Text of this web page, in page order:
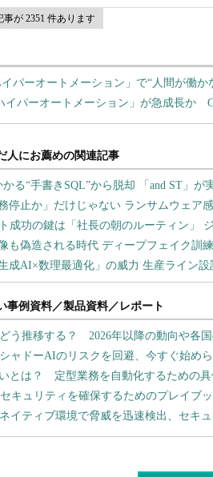
事が 2351 件あります
パーオートメーション」で“人間が働か
イパーオートメーション」が急成長か
事例資料／製品資料／レポート
う推移する？ 2026年以降の動向や各
ャドーAIのリスクを回避、今すぐ始め
とは？ 定型業務を自動化するための
キュリティを確保するためのプレイブ
イティブ環境で脅威を迅速検出、セキ